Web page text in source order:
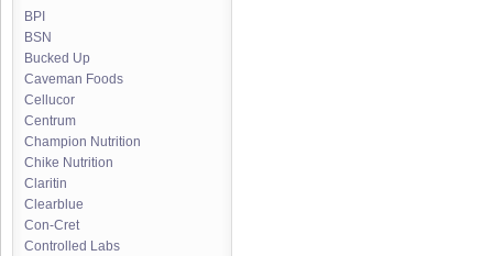
BPI
BSN
Bucked Up
Caveman Foods
Cellucor
Centrum
Champion Nutrition
Chike Nutrition
Claritin
Clearblue
Con-Cret
Controlled Labs